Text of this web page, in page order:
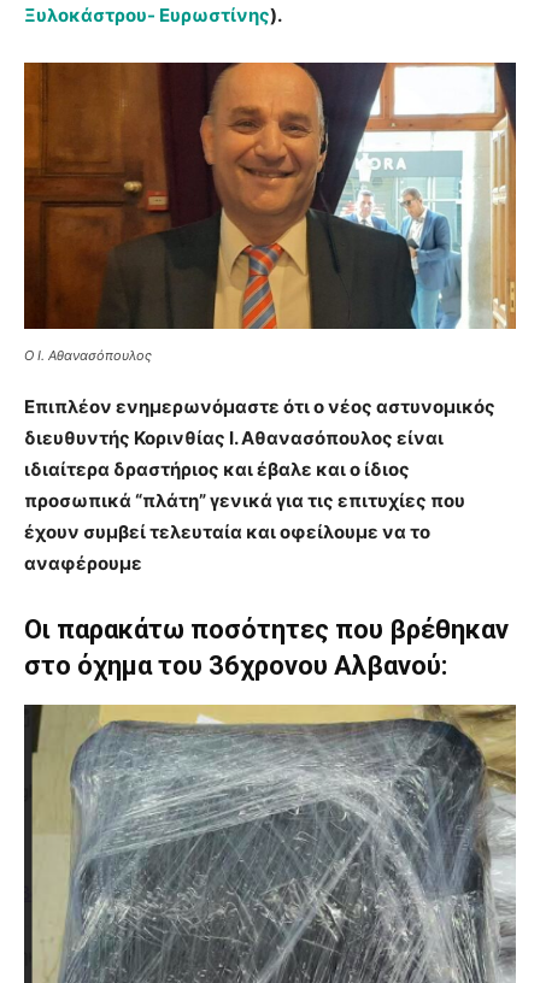
Ξυλοκάστρου- Ευρωστίνης).
Ο Ι. Αθανασόπουλος
Επιπλέον ενημερωνόμαστε ότι ο νέος αστυνομικός
διευθυντής Κορινθίας Ι. Αθανασόπουλος είναι
ιδιαίτερα δραστήριος και έβαλε και ο ίδιος
προσωπικά “πλάτη” γενικά για τις επιτυχίες που
έχουν συμβεί τελευταία και οφείλουμε να το
αναφέρουμε
Οι παρακάτω ποσότητες που βρέθηκαν
στο όχημα του 36χρονου Αλβανού: